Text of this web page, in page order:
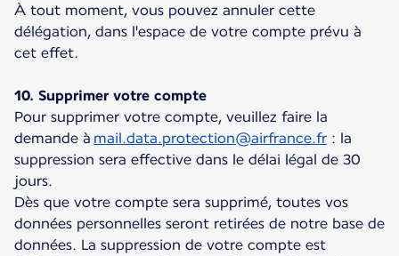
À tout moment, vous pouvez annuler cette
délégation, dans l'espace de votre compte prévu à
cet effet.
10. Supprimer votre compte
Pour supprimer votre compte, veuillez faire la
demande à mail.data.protection@airfrance.fr : la
suppression sera effective dans le délai légal de 30
jours.
Dès que votre compte sera supprimé, toutes vos
données personnelles seront retirées de notre base de
données. La suppression de votre compte est